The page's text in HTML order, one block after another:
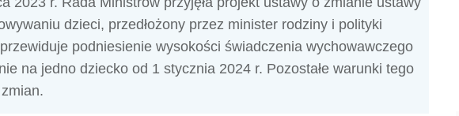
dzieci, przedłożony przez minister rodziny i polityki
podniesienie wysokości świadczenia wychowawczego
na jedno dziecko od 1 stycznia 2024 r. Pozostałe warunki tego